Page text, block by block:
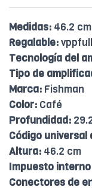
Medidas: 46.2
Regalable:vppfull
Tecnología del
Tipo de
Marca: Fishman
Color: Café
Profundidad:
Código
Altura: 46.2 cm
Impuesto
Conectores de